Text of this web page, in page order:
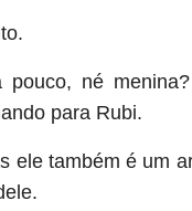
né
para Rubi.
ele também é um